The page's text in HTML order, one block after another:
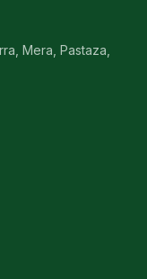
Mera, Pastaza,